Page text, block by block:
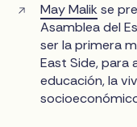
May Malikse
Asamblea del
ser la primera
East Side, para
educación, la